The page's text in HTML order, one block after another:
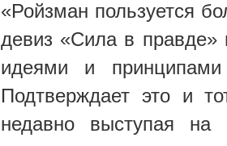
«Ройзман пользуется
девиз «Сила в правде»
идеями и принципами
Подтверждает это и
недавно выступая